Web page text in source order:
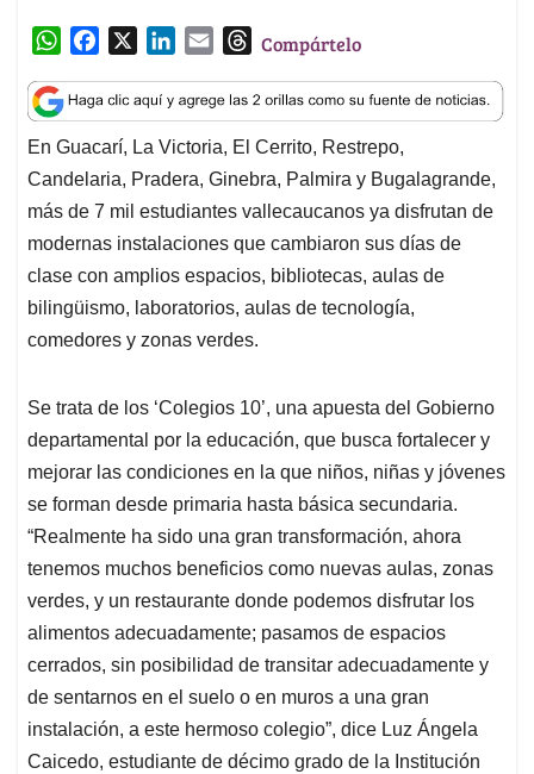
W
a
t
s
A
p
p
c
e
b
o
o
k
n
k
e
d
I
n
a
i
l
T
r
e
a
d
s
Compártelo
En Guacarí, La Victoria, El Cerrito, Restrepo,
Candelaria, Pradera, Ginebra, Palmira y Bugalagrande,
más de 7 mil estudiantes vallecaucanos ya disfrutan de
modernas instalaciones que cambiaron sus días de
clase con amplios espacios, bibliotecas, aulas de
bilingüismo, laboratorios, aulas de tecnología,
comedores y zonas verdes.
Se trata de los ‘Colegios 10’, una apuesta del Gobierno
departamental por la educación, que busca fortalecer y
mejorar las condiciones en la que niños, niñas y jóvenes
se forman desde primaria hasta básica secundaria.
“Realmente ha sido una gran transformación, ahora
tenemos muchos beneficios como nuevas aulas, zonas
verdes, y un restaurante donde podemos disfrutar los
alimentos adecuadamente; pasamos de espacios
cerrados, sin posibilidad de transitar adecuadamente y
de sentarnos en el suelo o en muros a una gran
instalación, a este hermoso colegio”, dice Luz Ángela
Caicedo, estudiante de décimo grado de la Institución